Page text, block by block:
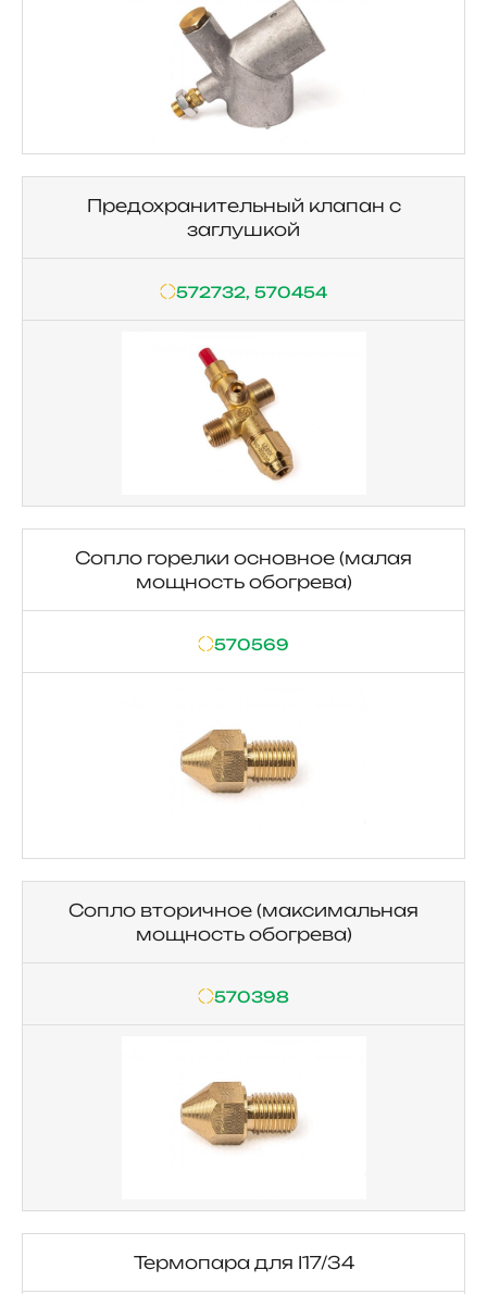
Предохранительный клапан с
заглушкой
572732, 570454
Сопло горелки основное (малая
мощность обогрева)
570569
Сопло вторичное (максимальная
мощность обогрева)
570398
Термопара для I17/34